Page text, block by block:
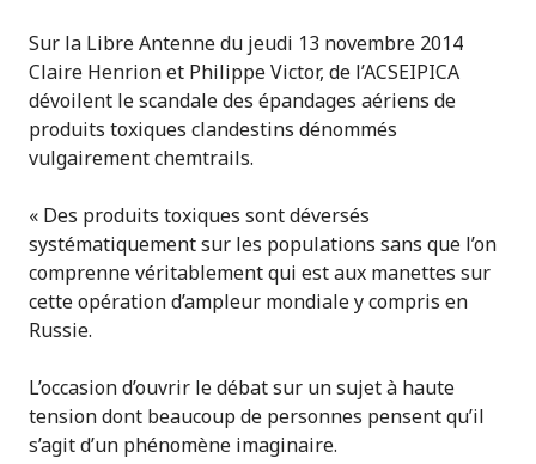
Sur la Libre Antenne du jeudi 13 novembre 2014
Claire Henrion et Philippe Victor, de l’ACSEIPICA
dévoilent le scandale des épandages aériens de
produits toxiques clandestins dénommés
vulgairement chemtrails.
« Des produits toxiques sont déversés
systématiquement sur les populations sans que l’on
comprenne véritablement qui est aux manettes sur
cette opération d’ampleur mondiale y compris en
Russie.
L’occasion d’ouvrir le débat sur un sujet à haute
tension dont beaucoup de personnes pensent qu’il
s’agit d’un phénomène imaginaire.